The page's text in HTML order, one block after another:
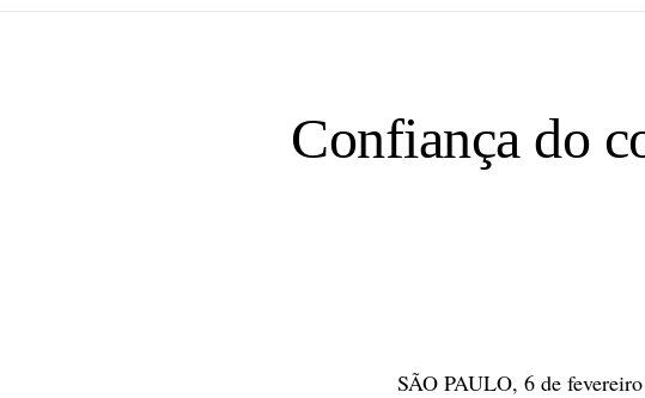
Confiança do
SÃO PAULO, 6 de